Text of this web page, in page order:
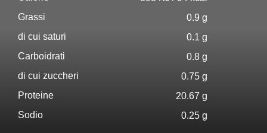
Grassi
0.9 g
di cui saturi
0.1 g
Carboidrati
0.8 g
di cui zuccheri
0.75 g
Proteine
20.67 g
Sodio
0.25 g